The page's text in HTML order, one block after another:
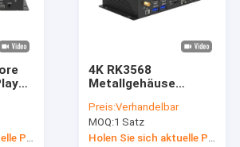
4K RK3568
Metallgehäuse
Player Box mit
mehreren
interaktiven Modus-
Preis:Verhandelbar
MOQ:1 Satz